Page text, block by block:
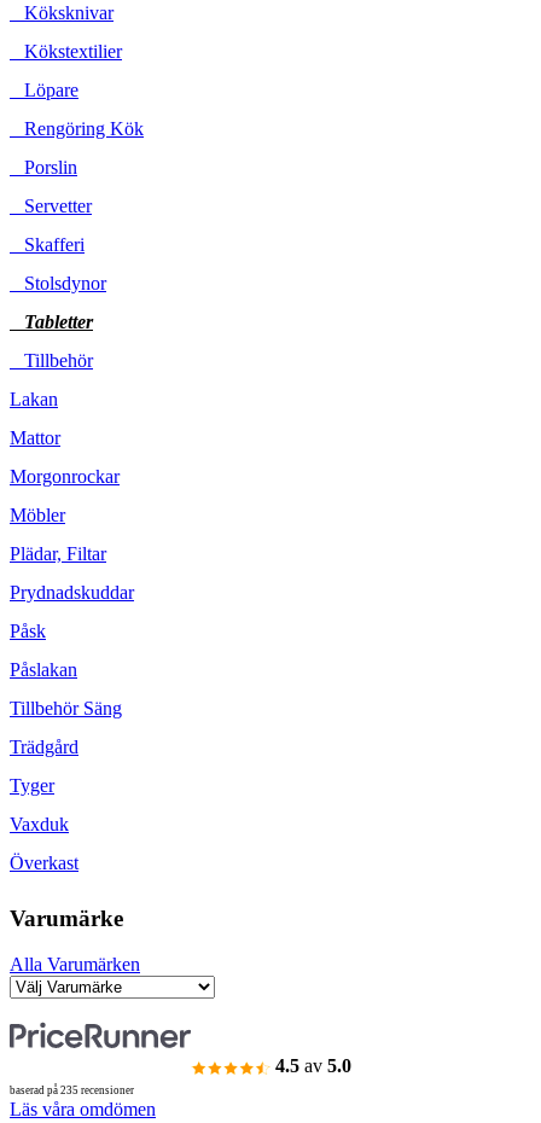
Köksknivar
Kökstextilier
Löpare
Rengöring Kök
Porslin
Servetter
Skafferi
Stolsdynor
Tabletter
Tillbehör
Lakan
Mattor
Morgonrockar
Möbler
Plädar, Filtar
Prydnadskuddar
Påsk
Påslakan
Tillbehör Säng
Trädgård
Tyger
Vaxduk
Överkast
Varumärke
Alla Varumärken
4.5 av 5.0
baserad på 235 recensioner
Läs våra omdömen